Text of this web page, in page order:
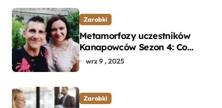
Zarobki
Metamorfozy uczestników
Kanapowców Sezon 4: Co
naprawdę zaskoczyło
wrz 9 , 2025
Zarobki